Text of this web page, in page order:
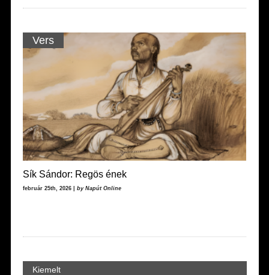
Vers
Sík Sándor: Regös ének
február 25th, 2026 | by Napút Online
Kiemelt